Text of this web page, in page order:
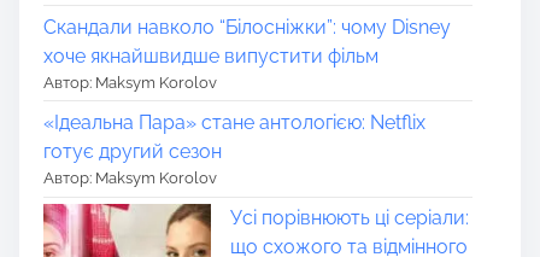
Скандали навколо “Білосніжки”: чому Disney
хоче якнайшвидше випустити фільм
Автор: Maksym Korolov
«Ідеальна Пара» стане антологією: Netflix
готує другий сезон
Автор: Maksym Korolov
Усі порівнюють ці серіали:
що схожого та відмінного